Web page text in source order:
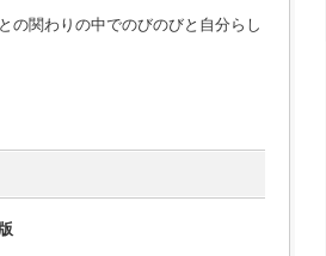
の関わりの中でのびのびと自分らし